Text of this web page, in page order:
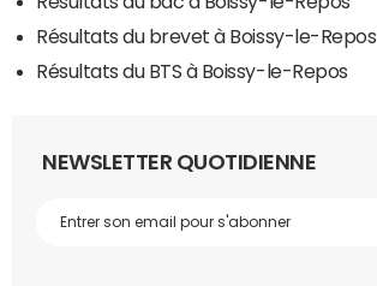
Résultats du brevet à Boissy-le-Repos
Résultats du BTS à Boissy-le-Repos
NEWSLETTER QUOTIDIENNE